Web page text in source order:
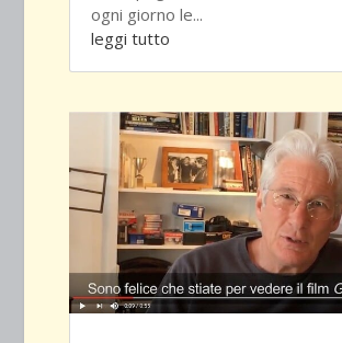
ogni giorno le...
leggi tutto